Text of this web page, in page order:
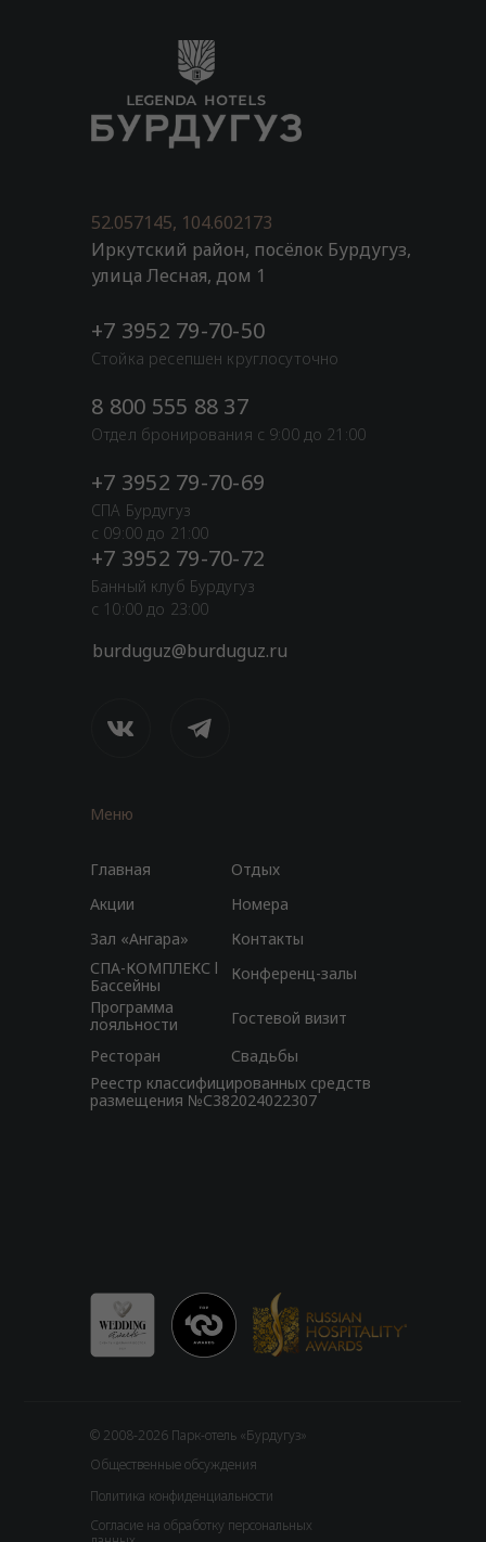
52.057145, 104.602173
Меню
Иркутский район, посёлок Бурдугуз,
улица Лесная, дом 1
Стойка ресепшен круглосуточно
+7 3952 79-70-50
burduguz@burduguz.ru
© 2008-2026 Парк-отель «Бурдугуз»
Политика конфиденциальности
Общественные обсуждения
Согласие на обработку персональных
Главная
Отдых
Акции
Номера
Зал «Ангара»
Контакты
СПА-КОМПЛЕКС l
Бассейны
Конференц-залы
Программа
лояльности
Гостевой визит
Ресторан
Свадьбы
Реестр классифицированных средств
размещения №С382024022307
8 800 555 88 37
Отдел бронирования с 9:00 до 21:00
Банный клуб Бурдугуз
с 10:00 до 23:00
+7 3952 79-70-72
+7 3952 79-70-69
СПА Бурдугуз
с 09:00 до 21:00